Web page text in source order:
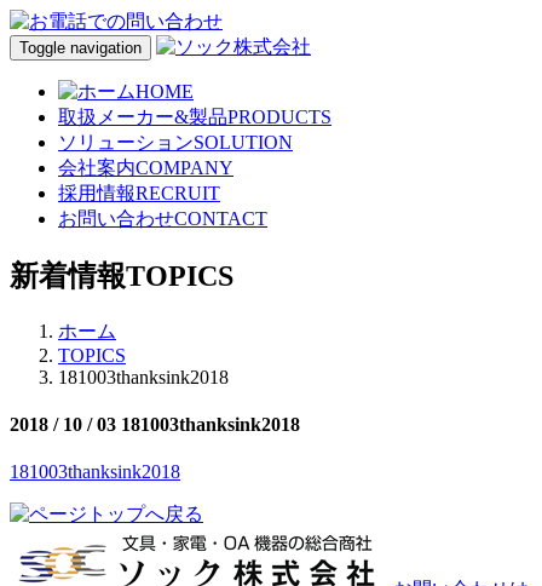
Toggle navigation
HOME
取扱メーカー&製品PRODUCTS
ソリューションSOLUTION
会社案内COMPANY
採用情報RECRUIT
お問い合わせCONTACT
新着情報TOPICS
ホーム
TOPICS
181003thanksink2018
2018 / 10 / 03 181003thanksink2018
181003thanksink2018